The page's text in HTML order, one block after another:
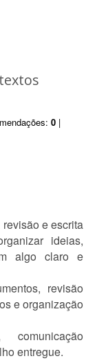
0 |
e escrita
ideias,
algo claro e
revisão
e organização
entregue.